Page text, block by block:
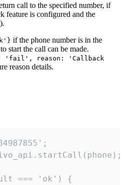
call to the specified number, if
feature is configured and the
if the phone number is in the
start the call can be made.
'fail', reason: 'Callback
reason details.
=== 'ok') {